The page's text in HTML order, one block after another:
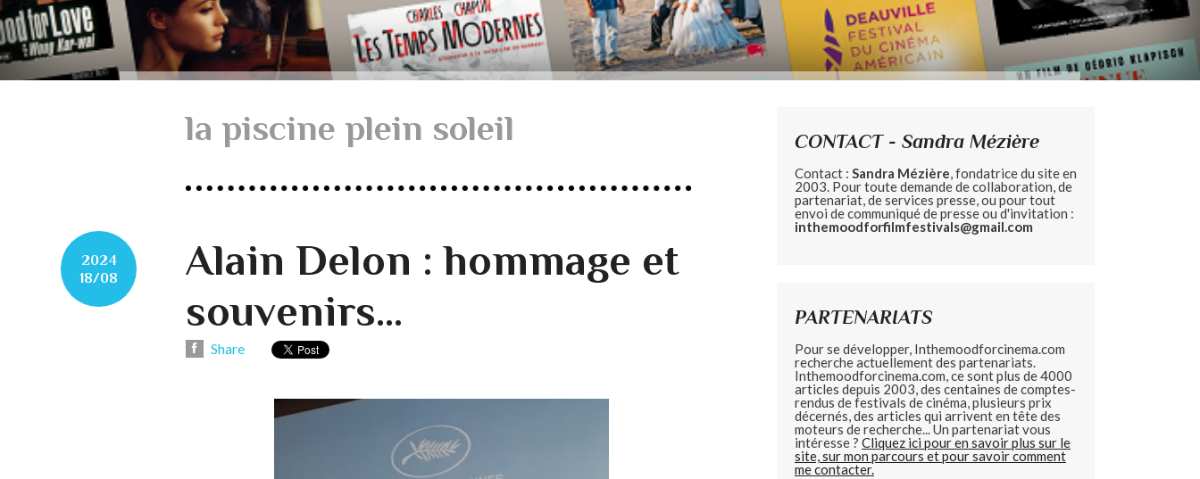
la piscine plein soleil
2024
18/08
Alain Delon : hommage et
souvenirs...
Share
CONTACT - Sandra Mézière
Contact : Sandra Mézière, fondatrice du site en
2003. Pour toute demande de collaboration, de
partenariat, de services presse, ou pour tout
envoi de communiqué de presse ou d'invitation :
inthemoodforfilmfestivals@gmail.com
PARTENARIATS
Pour se développer, Inthemoodforcinema.com
recherche actuellement des partenariats.
Inthemoodforcinema.com, ce sont plus de 4000
articles depuis 2003, des centaines de comptes-
rendus de festivals de cinéma, plusieurs prix
décernés, des articles qui arrivent en tête des
moteurs de recherche... Un partenariat vous
intéresse ? Cliquez ici pour en savoir plus sur le
site, sur mon parcours et pour savoir comment
me contacter.